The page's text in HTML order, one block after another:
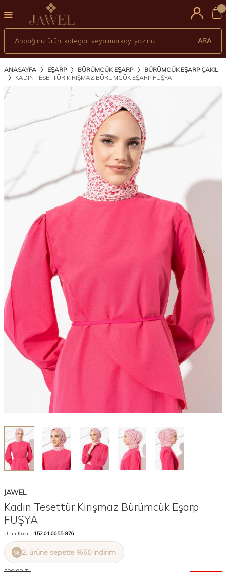
ARA
ANASAYFA EŞARP BÜRÜMCÜK EŞARP
BÜRÜMCÜK EŞARP ÇAKIL
KADIN TESETTÜR KIRIŞMAZ BÜRÜMCÜK EŞARP FUŞYA
JAWEL
Kadın Tesettür Kırışmaz Bürümcük Eşarp
FUŞYA
Ürün Kodu : 152.01.0055-876
2. ürüne sepette %50 indirim